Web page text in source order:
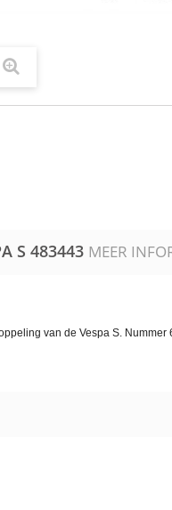
S 483443 MEER
van de Vespa S. Nummer